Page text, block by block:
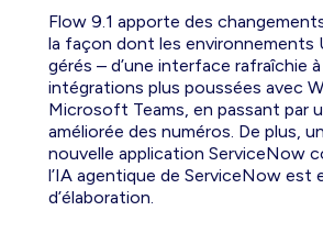
Flow 9.1 apporte des
la façon dont les environnements
gérés – d’une interface rafraîchie
intégrations plus poussées avec
Microsoft Teams, en passant par
améliorée des numéros. De plus,
nouvelle application ServiceNow
l’IA agentique de ServiceNow est
d’élaboration.